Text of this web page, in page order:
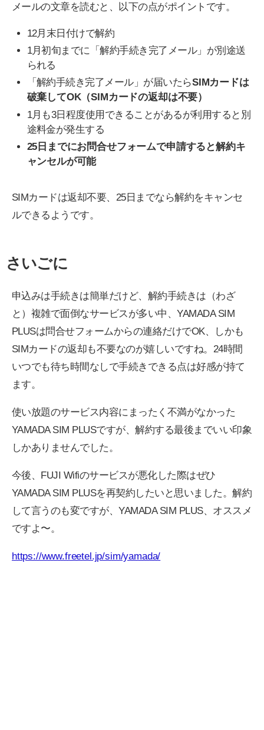
メールの文章を読むと、以下の点がポイントです。
12月末日付けで解約
1月初旬までに「解約手続き完了メール」が別途送
られる
「解約手続き完了メール」が届いたらSIMカードは
破棄してOK（SIMカードの返却は不要）
1月も3日程度使用できることがあるが利用すると別
途料金が発生する
25日までにお問合せフォームで申請すると解約キ
ャンセルが可能
SIMカードは返却不要、25日までなら解約をキャンセ
ルできるようです。
さいごに
申込みは手続きは簡単だけど、解約手続きは（わざ
と）複雑で面倒なサービスが多い中、YAMADA SIM
PLUSは問合せフォームからの連絡だけでOK、しかも
SIMカードの返却も不要なのが嬉しいですね。24時間
いつでも待ち時間なしで手続きできる点は好感が持て
ます。
使い放題のサービス内容にまったく不満がなかった
YAMADA SIM PLUSですが、解約する最後までいい印象
しかありませんでした。
今後、FUJI Wifiのサービスが悪化した際はぜひ
YAMADA SIM PLUSを再契約したいと思いました。解約
して言うのも変ですが、YAMADA SIM PLUS、オススメ
ですよ〜。
https://www.freetel.jp/sim/yamada/